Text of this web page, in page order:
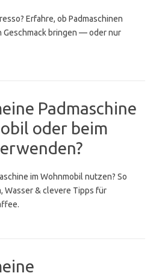
Erfahre, ob Padmaschinen
Geschmack bringen — oder nur
Padmaschine
oder beim
im Wohnmobil nutzen? So
Wasser & clevere Tipps für